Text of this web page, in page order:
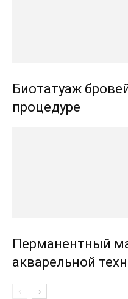
Биотатуаж
процедуре
Перманентный
акварельной